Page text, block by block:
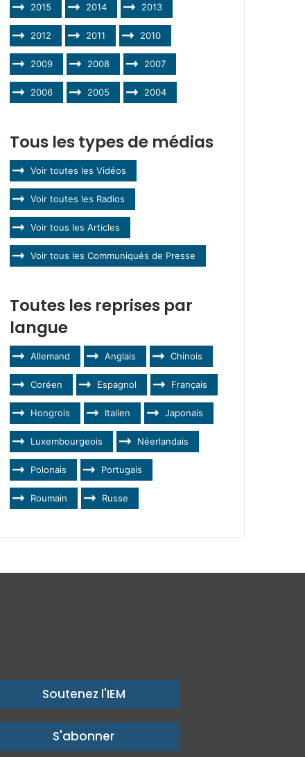
2015 2014 2013
2012 2011 2010
2009 2008 2007
2006 2005 2004
Tous les types de médias
Voir toutes les Vidéos
Voir toutes les Radios
Voir tous les Articles
Voir tous les Communiqués de Presse
Toutes les reprises par
langue
Allemand Anglais Chinois
Coréen Espagnol Français
Hongrois Italien Japonais
Luxembourgeois Néerlandais
Polonais Portugais
Roumain Russe
Soutenez l'IEM
S'abonner